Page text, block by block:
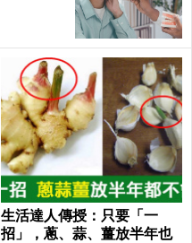
生活達人傳授：只要「一
招」，蔥、蒜、薑放半年也